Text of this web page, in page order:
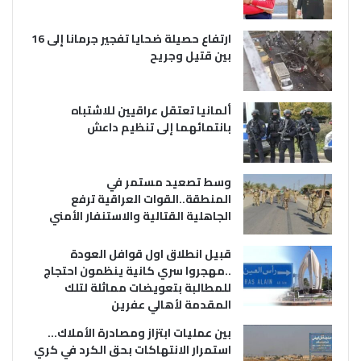
ارتفاع حصيلة ضحايا تفجير جرمانا إلى 16
بين قتيل وجريح
ألمانيا تعتقل عراقيين للاشتباه
بانتمائهما إلى تنظيم داعش
وسط تصعيد مستمر في
المنطقة..القوات العراقية ترفع
الجاهلية القتالية والاستنفار الأمني
قبيل انطلاق اول قوافل العودة
..مهجروا سري كانية ينظمون احتجاج
للمطالبة بتعويضات مماثلة لتلك
المقدمة لأهالي عفرين
بين عمليات ابتزاز ومصادرة الأملاك…
استمرار الانتهاكات بحق الكرد في كري